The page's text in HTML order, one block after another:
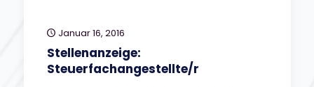
Januar 16, 2016
Stellenanzeige:
Steuerfachangestellte/r